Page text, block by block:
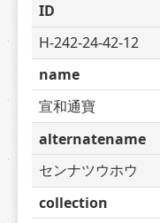
ID
H-242-24-42-12
name
宣和通寶
alternatename
センナツウホウ
collection